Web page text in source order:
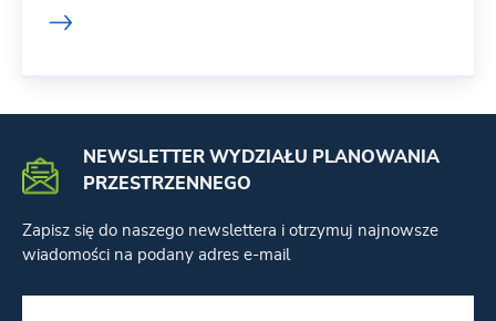
NEWSLETTER WYDZIAŁU PLANOWANIA
PRZESTRZENNEGO
Zapisz się do naszego newslettera i otrzymuj najnowsze
wiadomości na podany adres e-mail